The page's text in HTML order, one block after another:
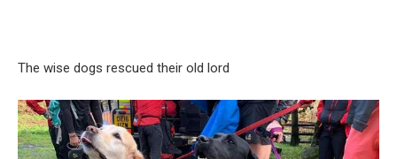
The wise dogs rescued their old lord